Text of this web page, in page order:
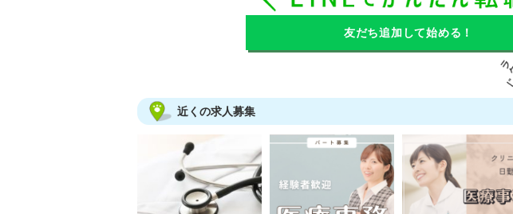
友だち追加して始める！
近くの求人募集